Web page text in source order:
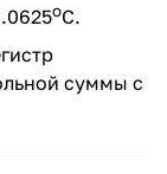
оС.
суммы с